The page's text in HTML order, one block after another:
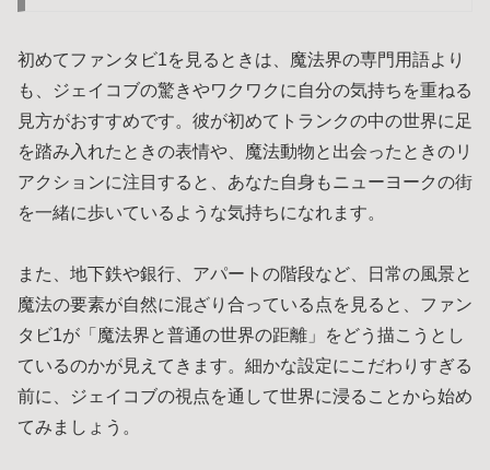
初めてファンタビ1を見るときは、魔法界の専門用語より
も、ジェイコブの驚きやワクワクに自分の気持ちを重ねる
見方がおすすめです。彼が初めてトランクの中の世界に足
を踏み入れたときの表情や、魔法動物と出会ったときのリ
アクションに注目すると、あなた自身もニューヨークの街
を一緒に歩いているような気持ちになれます。
また、地下鉄や銀行、アパートの階段など、日常の風景と
魔法の要素が自然に混ざり合っている点を見ると、ファン
タビ1が「魔法界と普通の世界の距離」をどう描こうとし
ているのかが見えてきます。細かな設定にこだわりすぎる
前に、ジェイコブの視点を通して世界に浸ることから始め
てみましょう。